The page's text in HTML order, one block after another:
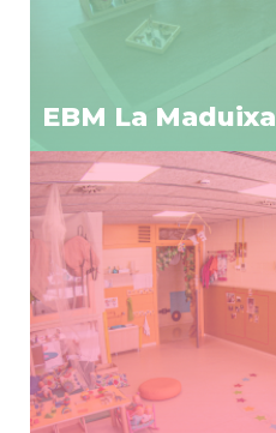
EBM La Maduixa